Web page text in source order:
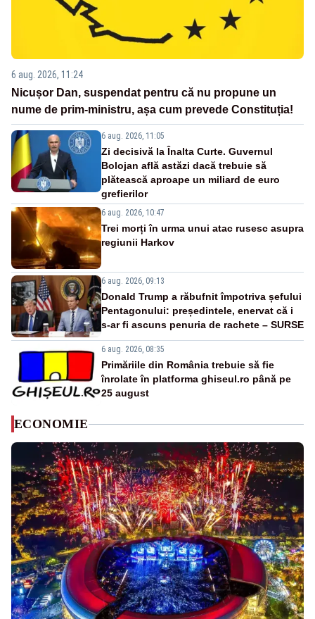
6 aug. 2026, 11:24
Nicușor Dan, suspendat pentru că nu propune un
nume de prim-ministru, așa cum prevede Constituția!
6 aug. 2026, 11:05
Zi decisivă la Înalta Curte. Guvernul
Bolojan află astăzi dacă trebuie să
plătească aproape un miliard de euro
grefierilor
6 aug. 2026, 10:47
Trei morți în urma unui atac rusesc asupra
regiunii Harkov
6 aug. 2026, 09:13
Donald Trump a răbufnit împotriva șefului
Pentagonului: președintele, enervat că i
s-ar fi ascuns penuria de rachete – SURSE
6 aug. 2026, 08:35
Primăriile din România trebuie să fie
înrolate în platforma ghiseul.ro până pe
25 august
ECONOMIE